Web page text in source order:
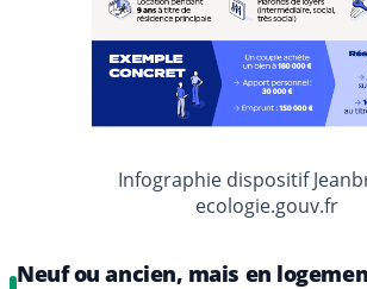
Infographie dispositif
ecologie.gouv.fr
Neuf ou ancien, mais en